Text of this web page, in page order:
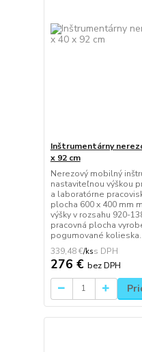
Inštrumentárny
x 92 cm
Nerezový mobilný
nastaviteľnou výškou
a laboratórne
plocha 600 x 400 mm
výšky v rozsahu 920-
pracovná plocha
pogumované
339,48 €/ks
276 € bez DPH